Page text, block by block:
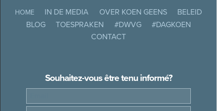
HOME IN DE MEDIA OVER KOEN GEENS
BELEID
BLOG
TOESPRAKEN #DWVG
#DAGKOEN
CONTACT
Souhaitez-vous être tenu informé?